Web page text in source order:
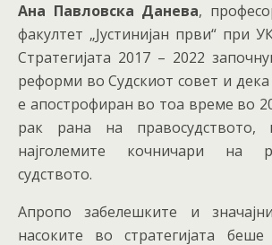
Ана Павловска Данева,
факултет „Јустинијан први“ при
Стратегијата 2017 – 2022
реформи во Судскиот совет и дека
е апострофиран во тоа време во
рак рана на
најголемите кочничари на
судството.
Апропо забелешките и
насоките во стратегијата